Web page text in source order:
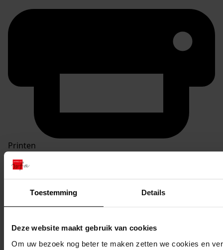
Toestemming Details
Deze website maakt gebruik van cookies
Om uw bezoek nog beter te maken zetten we cookies en
Printen
duurzaam webadres
Inv. nrs. 401-500